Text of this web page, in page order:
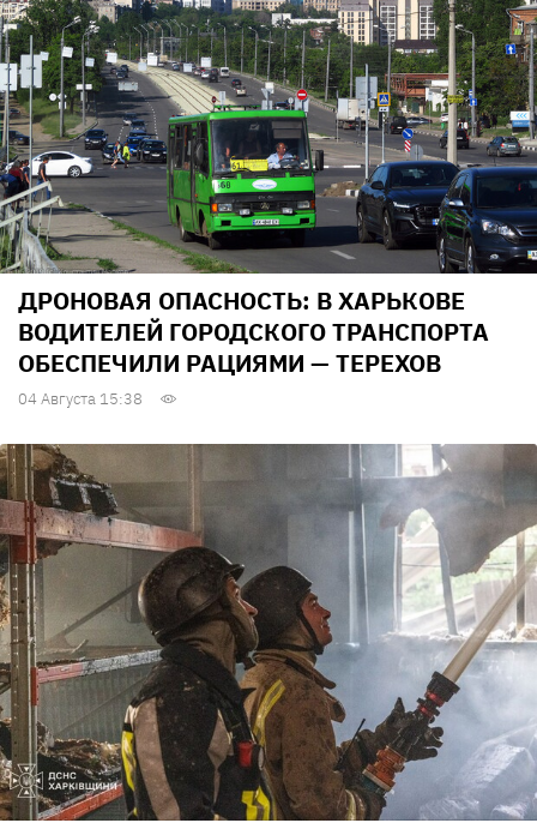
ДРОНОВАЯ ОПАСНОСТЬ: В ХАРЬКОВЕ
ВОДИТЕЛЕЙ ГОРОДСКОГО ТРАНСПОРТА
ОБЕСПЕЧИЛИ РАЦИЯМИ — ТЕРЕХОВ
04 Августа 15:38